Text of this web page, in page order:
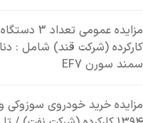
مزایده عمومی
سمند سورن EF7
مزایده خرید خودروی سوزوکی